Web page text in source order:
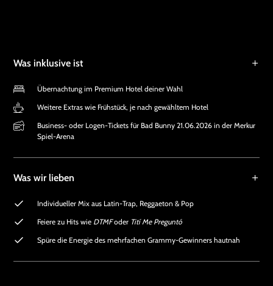
Was inklusive ist
Übernachtung im Premium Hotel deiner Wahl
Weitere Extras wie Frühstück, je nach gewähltem Hotel
Business- oder Logen-Tickets für Bad Bunny 21.06.2026 in der Merkur
Spiel-Arena
Was wir lieben
Individueller Mix aus Latin-Trap, Reggaeton & Pop
Feiere zu Hits wie DTMFoder Tití Me Preguntó
Spüre die Energie des mehrfachen Grammy-Gewinners hautnah